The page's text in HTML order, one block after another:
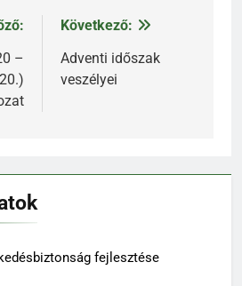
–
Következő:
Adventi időszak
veszélyei
fejlesztése